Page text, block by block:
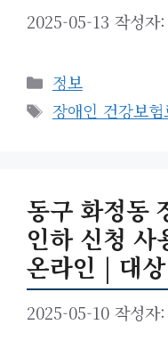
2025-05-13 작성자:
카
테
고
정보
태
장애인 건강보험
동구 화정동
인하 신청
온라인 | 대
2025-05-10 작성자: